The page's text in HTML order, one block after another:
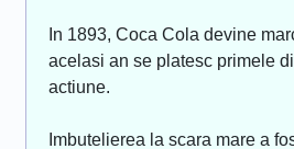
In 1893, Coca Cola devine
acelasi an se platesc primele
actiune.
Imbutelierea la scara mare a